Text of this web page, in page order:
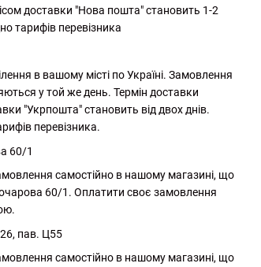
доставки "Нова пошта" становить 1-2
тарифів перевізника
в вашому місті по Україні. Замовлення
у той же день. Термін доставки
"Укрпошта" становить від двох днів.
перевізника.
60/1
самостійно в нашому магазині, що
60/1. Оплатити своє замовлення
пав. Ц55
самостійно в нашому магазині, що